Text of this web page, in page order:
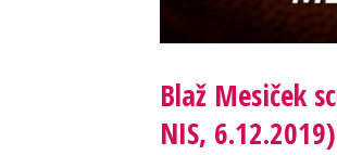
Blaž Mesiček
NIS, 6.12.2019)